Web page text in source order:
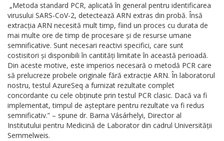
„Metoda standard PCR, aplicată în general pentru identificarea
virusului SARS-CoV-2, detectează ARN extras din probă. Însă
extracția ARN necesită mult timp, fiind un proces cu durata de
mai multe ore de timp de procesare și de resurse umane
semnificative. Sunt necesari reactivi specifici, care sunt
costisitori și disponibili în cantități limitate în această perioadă.
Din aceste motive, este imperios necesară o metodă PCR care
să prelucreze probele originale fără extracție ARN. În laboratorul
nostru, testul AzureSeq a furnizat rezultate complet
concordante cu cele obținute prin testul PCR clasic. Dacă va fi
implementat, timpul de așteptare pentru rezultate va fi redus
semnificativ.” – spune dr. Barna Vásárhelyi, Director al
Institutului pentru Medicină de Laborator din cadrul Universității
Semmelweis.